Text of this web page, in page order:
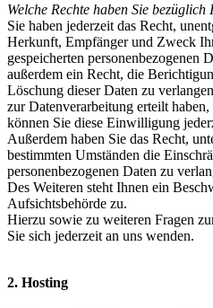
Welche Rechte haben Sie
Sie haben jederzeit das Recht,
Herkunft, Empfänger und Zweck
gespeicherten personenbezogenen
außerdem ein Recht, die
Löschung dieser Daten zu
zur Datenverarbeitung erteilt haben,
können Sie diese Einwilligung
Außerdem haben Sie das Recht,
bestimmten Umständen die
personenbezogenen Daten zu
Des Weiteren steht Ihnen ein
Aufsichtsbehörde zu.
Hierzu sowie zu weiteren Fragen
Sie sich jederzeit an uns wenden.
2. Hosting